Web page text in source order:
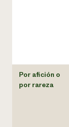
Por afición o
por rareza